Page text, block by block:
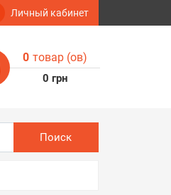
Личный кабинет
0 товар (ов)
0 грн
Поиск